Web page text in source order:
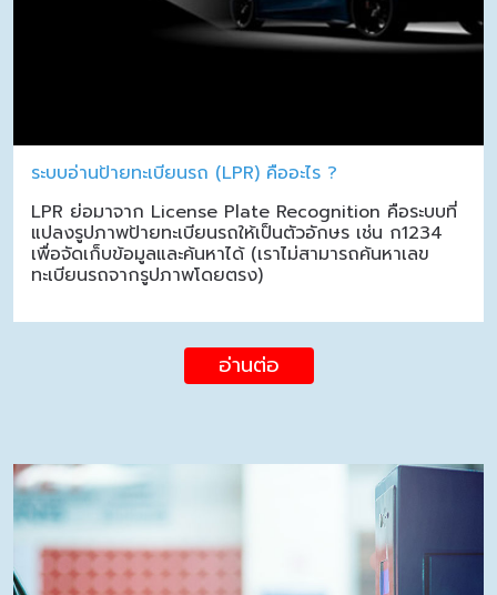
ระบบอ่านป้ายทะเบียนรถ (LPR) คืออะไร ?
LPR ย่อมาจาก License Plate Recognition คือระบบที่
แปลงรูปภาพป้ายทะเบียนรถให้เป็นตัวอักษร เช่น ก1234
เพื่อจัดเก็บข้อมูลและค้นหาได้ (เราไม่สามารถค้นหาเลข
ทะเบียนรถจากรูปภาพโดยตรง)
อ่านต่อ